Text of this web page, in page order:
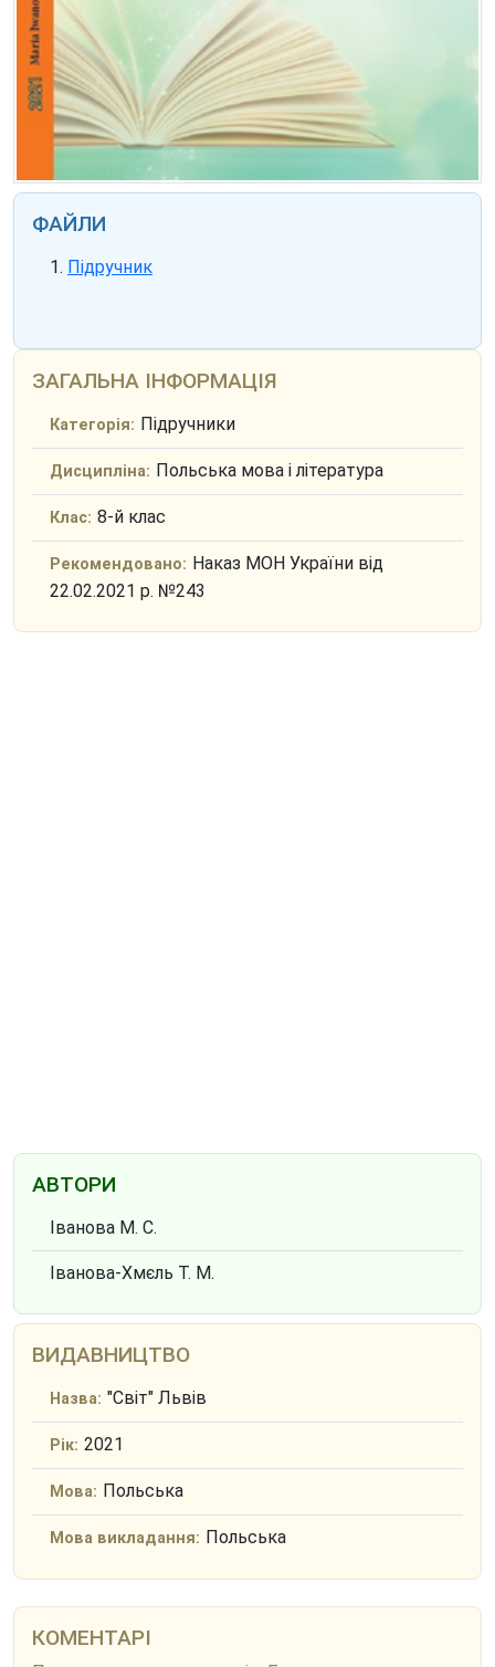
ФАЙЛИ
Підручник
ЗАГАЛЬНА ІНФОРМАЦІЯ
Категорія: Підручники
Дисципліна: Польська мова і література
Клас: 8-й клас
Рекомендовано: Наказ МОН України від
22.02.2021 р. №243
АВТОРИ
Іванова М. С.
Іванова-Хмєль Т. М.
ВИДАВНИЦТВО
Назва: "Світ" Львів
Рік: 2021
Мова: Польська
Мова викладання: Польська
КОМЕНТАРІ